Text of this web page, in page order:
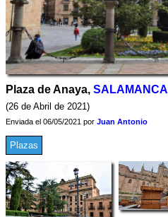
Plaza de Anaya, SALAMANCA
(26 de Abril de 2021)
Enviada el 06/05/2021 por Juan Antonio
Plazas